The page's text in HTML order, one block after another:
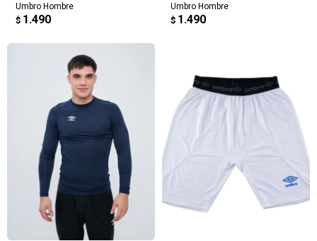
Umbro Hombre
$ 1.490
Umbro Hombre
$ 1.490